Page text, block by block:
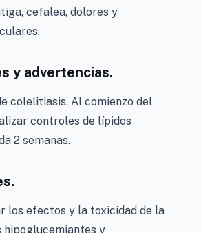
cefalea, dolores y
y advertencias.
colelitiasis. Al comienzo del
controles de lípidos
2 semanas.
los efectos y la toxicidad de la
hipoglucemiantes y